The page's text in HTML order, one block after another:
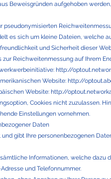
Beweisgründen aufgehoben
pseudonymisierten
es sich um kleine Dateien, welche
und Sicherheit dieser
zur Reichweitenmessung auf Ihrem
http://
Website: http://
Website: http://
Cookies nicht zuzulassen.
Einstellungen vornehmen.
Daten
gibt Ihre personenbezogenen
Informationen, welche dazu
und Telefonnummer.